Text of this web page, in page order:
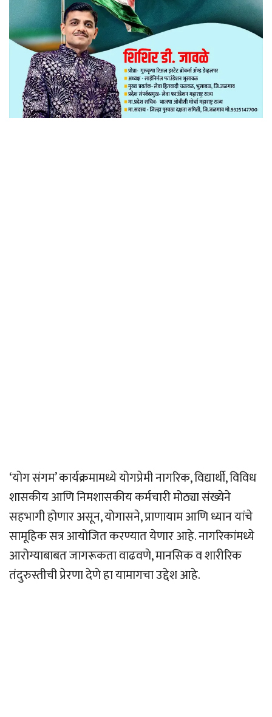
‘योग संगम’ कार्यक्रमामध्ये योगप्रेमी नागरिक, विद्यार्थी, विविध
शासकीय आणि निमशासकीय कर्मचारी मोठ्या संख्येने
सहभागी होणार असून, योगासने, प्राणायाम आणि ध्यान यांचे
सामूहिक सत्र आयोजित करण्यात येणार आहे. नागरिकांमध्ये
आरोग्याबाबत जागरूकता वाढवणे, मानसिक व शारीरिक
तंदुरुस्तीची प्रेरणा देणे हा यामागचा उद्देश आहे.